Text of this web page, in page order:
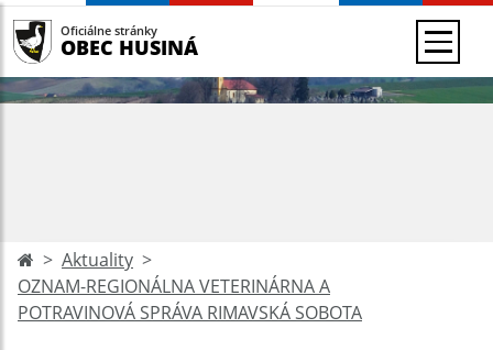
Oficiálne stránky
OBEC HUSINÁ
Aktuality
OZNAM-REGIONÁLNA VETERINÁRNA A
POTRAVINOVÁ SPRÁVA RIMAVSKÁ SOBOTA